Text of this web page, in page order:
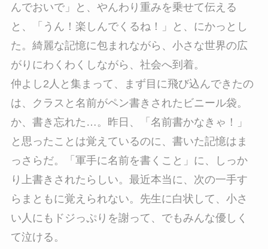
んでおいで」と、やんわり重みを乗せて伝える
と、「うん！楽しんでくるね！」と、にかっとし
た。綺麗な記憶に包まれながら、小さな世界の広
がりにわくわくしながら、社会へ到着。
仲よし2人と集まって、まず目に飛び込んできたの
は、クラスと名前がペン書きされたビニール袋。
か、書き忘れた…。昨日、「名前書かなきゃ！」
と思ったことは覚えているのに、書いた記憶はま
っさらだ。「軍手に名前を書くこと」に、しっか
り上書きされたらしい。最近本当に、次の一手す
らまともに覚えられない。先生に白状して、小さ
い人にもドジっぷりを謝って、でもみんな優しく
て泣ける。